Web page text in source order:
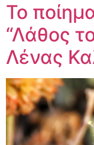
Το
“Λάθος
Λένας